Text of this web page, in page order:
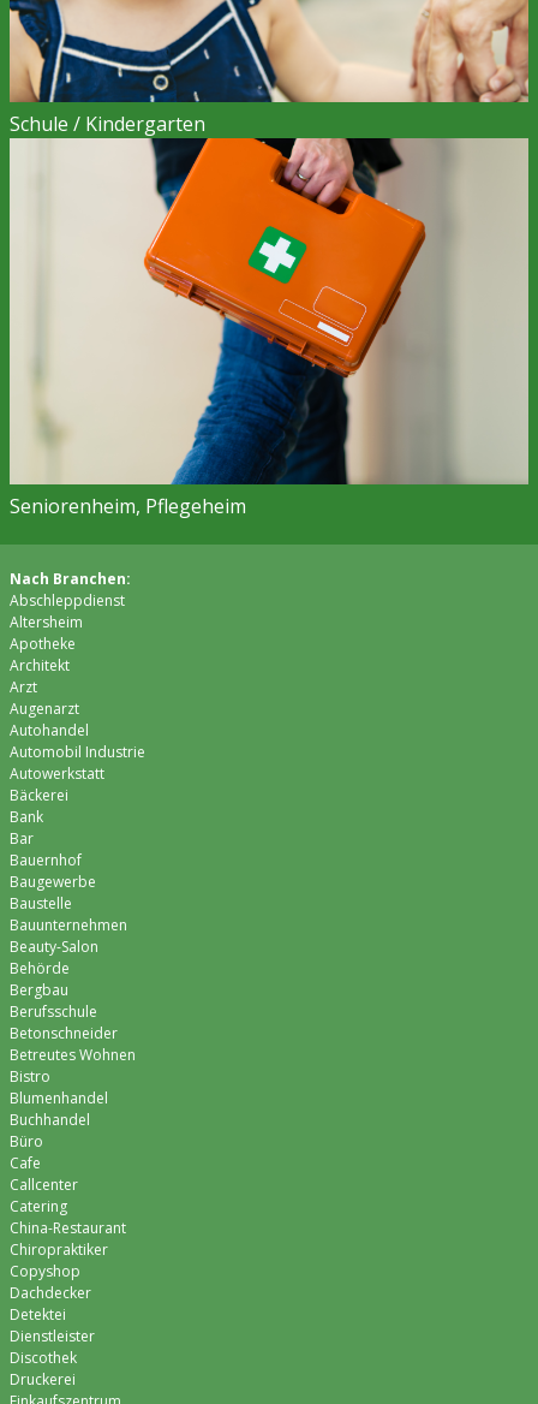
Schule / Kindergarten
Seniorenheim, Pflegeheim
Nach Branchen:
Abschleppdienst
Altersheim
Apotheke
Architekt
Arzt
Augenarzt
Autohandel
Automobil Industrie
Autowerkstatt
Bäckerei
Bank
Bar
Bauernhof
Baugewerbe
Baustelle
Bauunternehmen
Beauty-Salon
Behörde
Bergbau
Berufsschule
Betonschneider
Betreutes Wohnen
Bistro
Blumenhandel
Buchhandel
Büro
Cafe
Callcenter
Catering
China-Restaurant
Chiropraktiker
Copyshop
Dachdecker
Detektei
Dienstleister
Discothek
Druckerei